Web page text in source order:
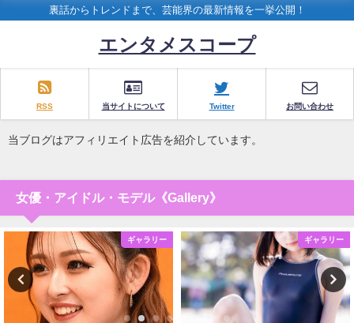
裏話からトレンドまで、芸能界の最新情報を一挙公開！
エンタメスコープ
RSS 当サイトについて Twitter お問い合わせ
当ブログはアフィリエイト広告を紹介しています。
女優・アイドル・モデル《Gallery》
ギャラリー ギャラリー